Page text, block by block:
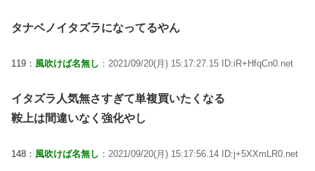
タナベノイタズラになってるやん
119： 風吹けば名無し ：2021/09/20(月) 15:17:27.15 ID:iR+HfqCn0.net
イタズラ人気無さすぎて単複買いたくなる
鞍上は間違いなく強化やし
148： 風吹けば名無し ：2021/09/20(月) 15:17:56.14 ID:j+5XXmLR0.net